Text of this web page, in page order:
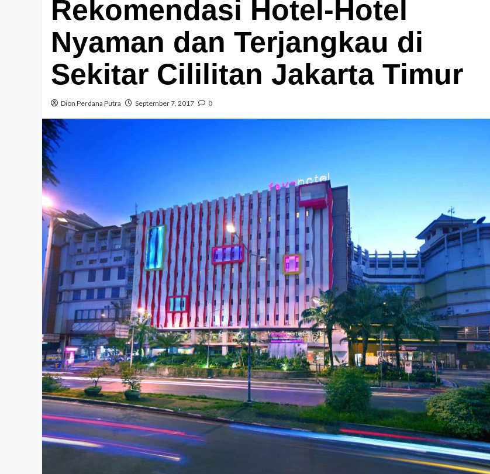
Rekomendasi Hotel-Hotel
Nyaman dan Terjangkau di
Sekitar Cililitan Jakarta Timur
Dion Perdana Putra September 7, 2017 0